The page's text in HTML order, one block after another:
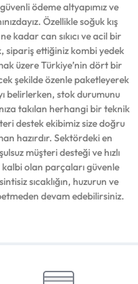
ödeme altyapımız ve
Özellikle soğuk kış
kadar can sıkıcı ve acil bir
sipariş ettiğiniz kombi yedek
üzere Türkiye’nin dört bir
şekilde özenle paketleyerek
belirlerken, stok durumunu
takılan herhangi bir teknik
destek ekibimiz size doğru
hazırdır. Sektördeki en
müşteri desteği ve hızlı
olan parçaları güvenle
sıcaklığın, huzurun ve
devam edebilirsiniz.